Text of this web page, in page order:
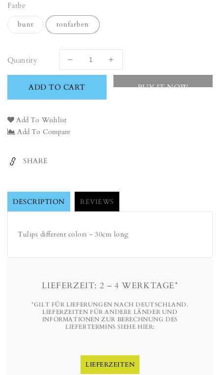
Farbe
bunt tonfarben
Quantity
Decrease
quantity
for
Increase
quantity
ADD TO CART BUY IT NOW
Add To Wishlist
Add To Compare
SHARE
DESCRIPTION REVIEWS
Tulips different colors - 30cm long
LIEFERZEIT: 2 – 4 WERKTAGE*
*GILT FÜR LIEFERUNGEN NACH DEUTSCHLAND.
LIEFERZEITEN FÜR ANDERE LÄNDER UND
INFORMATIONEN ZUR BERECHNUNG DES
LIEFERTERMINS SIEHE HIER:
LIEFERZEITEN